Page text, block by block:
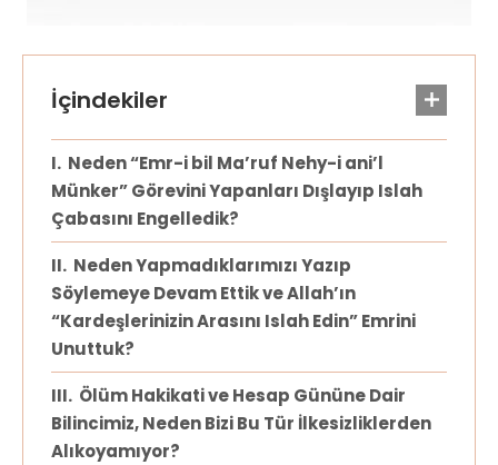
Neden “Emr-i bil Ma’ruf Nehy-i ani’l
Münker” Görevini Yapanları Dışlayıp Islah
Çabasını Engelledik?
Neden Yapmadıklarımızı Yazıp
Söylemeye Devam Ettik ve Allah’ın
“Kardeşlerinizin Arasını Islah Edin” Emrini
Unuttuk?
Ölüm Hakikati ve Hesap Gününe Dair
Bilincimiz, Neden Bizi Bu Tür İlkesizliklerden
Alıkoyamıyor?